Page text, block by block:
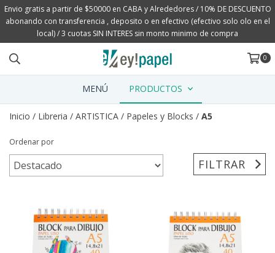
Envio gratis a partir de $50000 en CABA y Alrededores / 10% DE DESCUENTO
abonando con transferencia , deposito o en efectivo (efectivo solo olo en el
local) / 3 cuotas SIN INTERES sin monto minimo de compra
0
MENÚ PRODUCTOS
Inicio / Libreria / ARTISTICA / Papeles y Blocks / A5
Ordenar por
FILTRAR